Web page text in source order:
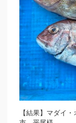
【結果】マダイ